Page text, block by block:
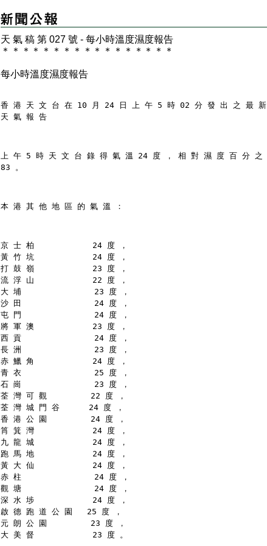
天 氣 稿 第 027 號 - 每小時溫度濕度報告
＊
＊ ＊ ＊ ＊ ＊ ＊ ＊ ＊ ＊ ＊ ＊ ＊ ＊ ＊ ＊ ＊
每小時溫度濕度報告
香 港 天 文 台 在 10 月 24 日 上 午 5 時 02 分 發 出 之 最 新
天 氣 報 告
上 午 5 時 天 文 台 錄 得 氣 溫 24 度 ， 相 對 濕 度 百 分 之
83 。
本 港 其 他 地 區 的 氣 溫 ：
京 士 柏            24 度 ，
黃 竹 坑            24 度 ，
打 鼓 嶺            23 度 ，
流 浮 山            22 度 ，
大 埔               23 度 ，
沙 田               24 度 ，
屯 門               24 度 ，
將 軍 澳            23 度 ，
西 貢               24 度 ，
長 洲               23 度 ，
赤 鱲 角            24 度 ，
青 衣               25 度 ，
石 崗               23 度 ，
荃 灣 可 觀         22 度 ，
荃 灣 城 門 谷      24 度 ，
香 港 公 園         24 度 ，
筲 箕 灣            24 度 ，
九 龍 城            24 度 ，
跑 馬 地            24 度 ，
黃 大 仙            24 度 ，
赤 柱               24 度 ，
觀 塘               24 度 ，
深 水 埗            24 度 ，
啟 德 跑 道 公 園   25 度 ，
元 朗 公 園         23 度 ，
大 美 督            23 度 。